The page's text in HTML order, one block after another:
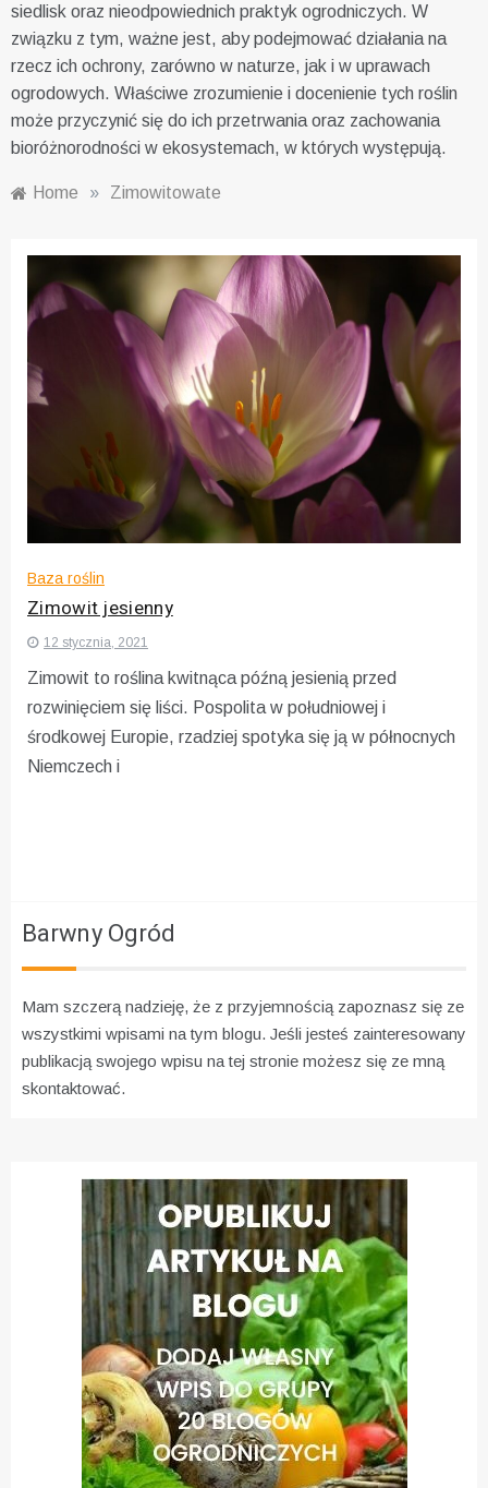
siedlisk oraz nieodpowiednich praktyk ogrodniczych. W
związku z tym, ważne jest, aby podejmować działania na
rzecz ich ochrony, zarówno w naturze, jak i w uprawach
ogrodowych. Właściwe zrozumienie i docenienie tych roślin
może przyczynić się do ich przetrwania oraz zachowania
bioróżnorodności w ekosystemach, w których występują.
Home » Zimowitowate
Baza roślin
Zimowit jesienny
12 stycznia, 2021
Zimowit to roślina kwitnąca późną jesienią przed
rozwinięciem się liści. Pospolita w południowej i
środkowej Europie, rzadziej spotyka się ją w północnych
Niemczech i
Barwny Ogród
Mam szczerą nadzieję, że z przyjemnością zapoznasz się ze
wszystkimi wpisami na tym blogu. Jeśli jesteś zainteresowany
publikacją swojego wpisu na tej stronie możesz się ze mną
skontaktować.